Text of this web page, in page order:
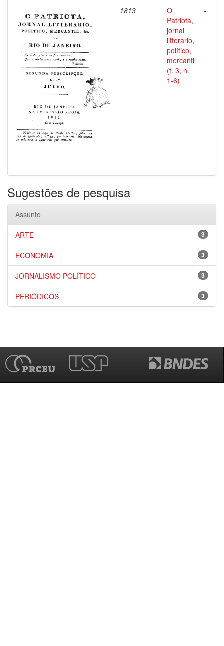
1813
O
Patriota,
jornal
litterario,
político,
mercantil
(t. 3, n.
1-6)
-
Sugestões de pesquisa
Assunto
3
ARTE
3
ECONOMIA
3
JORNALISMO POLÍTICO
3
PERIÓDICOS